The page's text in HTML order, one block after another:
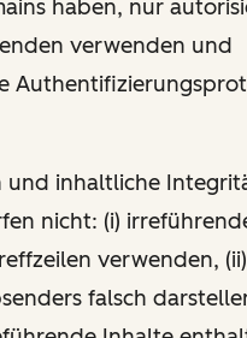
haben, nur
verwenden und
und inhaltliche
nicht: (i)
verwenden,
falsch